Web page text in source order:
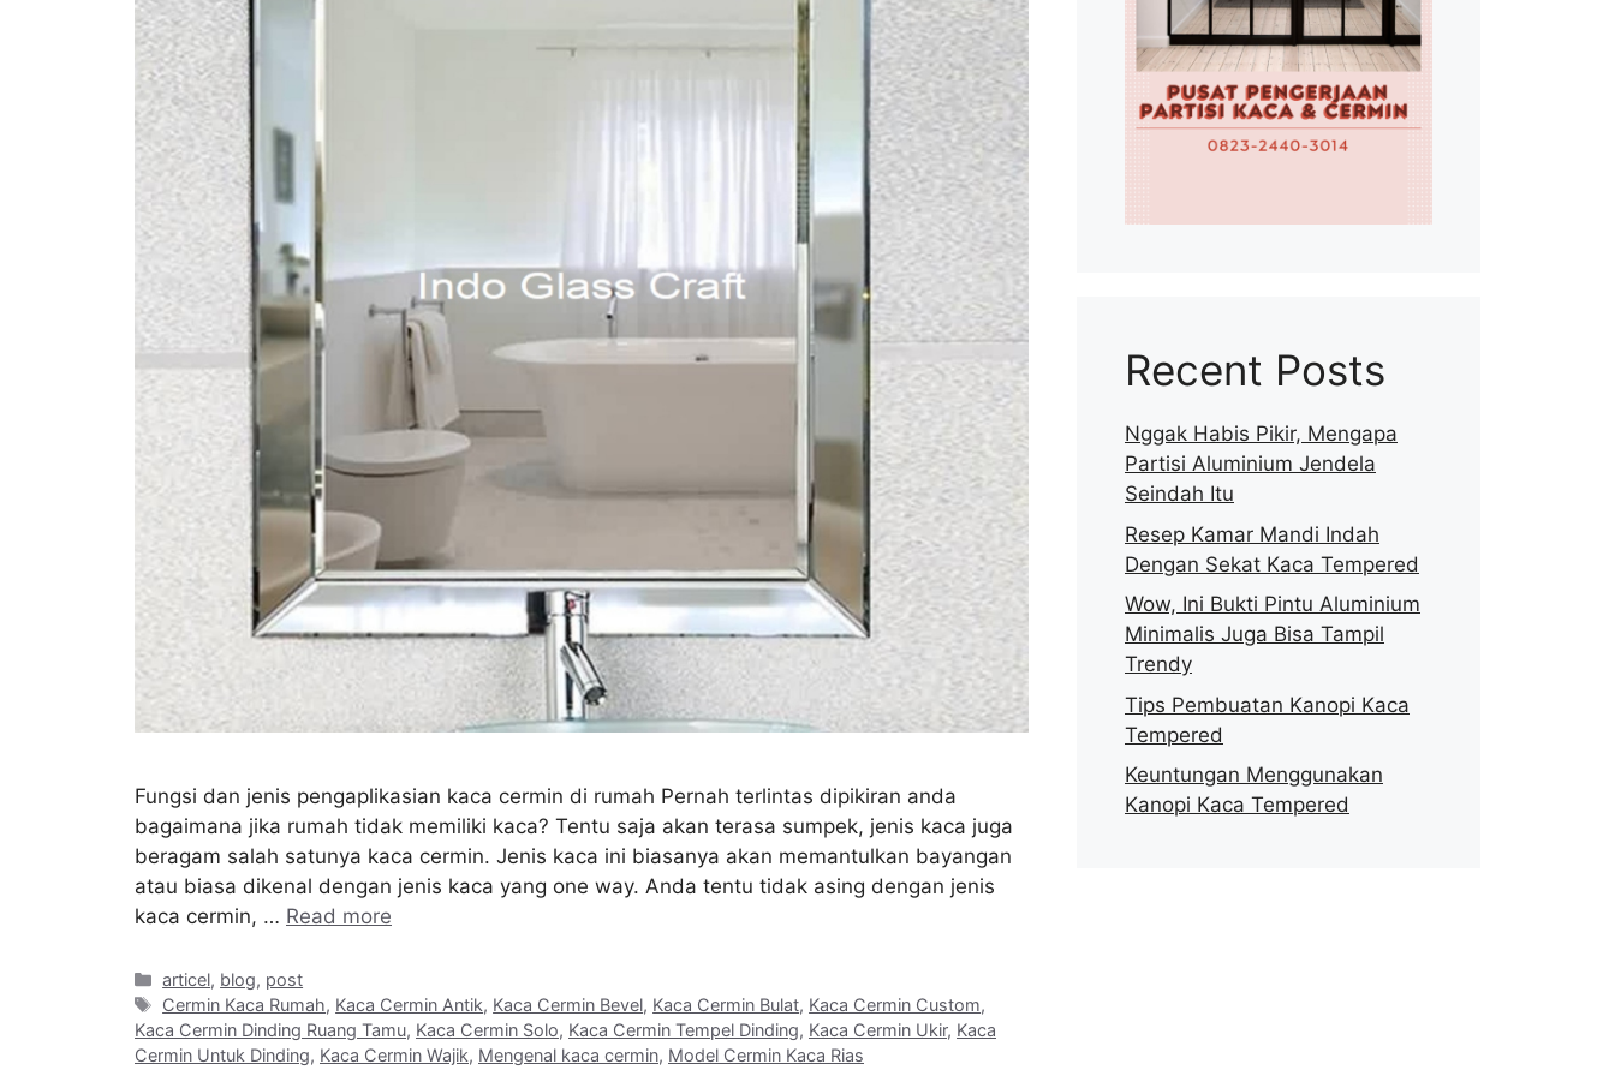
Fungsi dan jenis pengaplikasian kaca cermin di rumah Pernah terlintas dipikiran anda
bagaimana jika rumah tidak memiliki kaca? Tentu saja akan terasa sumpek, jenis kaca juga
beragam salah satunya kaca cermin. Jenis kaca ini biasanya akan memantulkan bayangan
atau biasa dikenal dengan jenis kaca yang one way. Anda tentu tidak asing dengan jenis
kaca cermin, … Read more
Categories
articel, blog, post
Tags
Cermin Kaca Rumah, Kaca Cermin Antik, Kaca Cermin Bevel, Kaca Cermin Bulat, Kaca Cermin Custom,
Kaca Cermin Dinding Ruang Tamu, Kaca Cermin Solo, Kaca Cermin Tempel Dinding, Kaca Cermin Ukir, Kaca
Cermin Untuk Dinding, Kaca Cermin Wajik, Mengenal kaca cermin, Model Cermin Kaca Rias
Recent Posts
Nggak Habis Pikir, Mengapa
Partisi Aluminium Jendela
Seindah Itu
Resep Kamar Mandi Indah
Dengan Sekat Kaca Tempered
Wow, Ini Bukti Pintu Aluminium
Minimalis Juga Bisa Tampil
Trendy
Tips Pembuatan Kanopi Kaca
Tempered
Keuntungan Menggunakan
Kanopi Kaca Tempered